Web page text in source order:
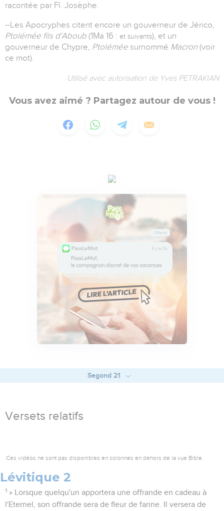
racontée par Fl. Josèphe.
--Les Apocryphes citent encore un gouverneur de Jérico,
Ptolémée fils d'Aboub (1Ma 16 : et suivants), et un
gouverneur de Chypre, Ptolémée surnommé Macron (voir
ce mot).
Utilisé avec autorisation de Yves PETRAKIAN
Vous avez aimé ? Partagez autour de vous !
Segond 21
Versets relatifs
Ces vidéos ne sont pas disponibles en colonnes en dehors de la vue Bible.
Lévitique 2
1 » Lorsque quelqu'un apportera une offrande en cadeau à
l'Eternel, son offrande sera de fleur de farine. Il versera de